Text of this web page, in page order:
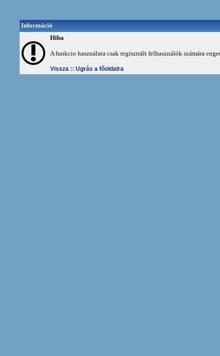
Információ
Hiba
A funkcio használata csak regisztrált felhasználók számára
Vissza :: Ugrás a főoldalra